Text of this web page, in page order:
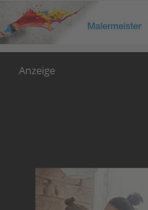
Anzeige